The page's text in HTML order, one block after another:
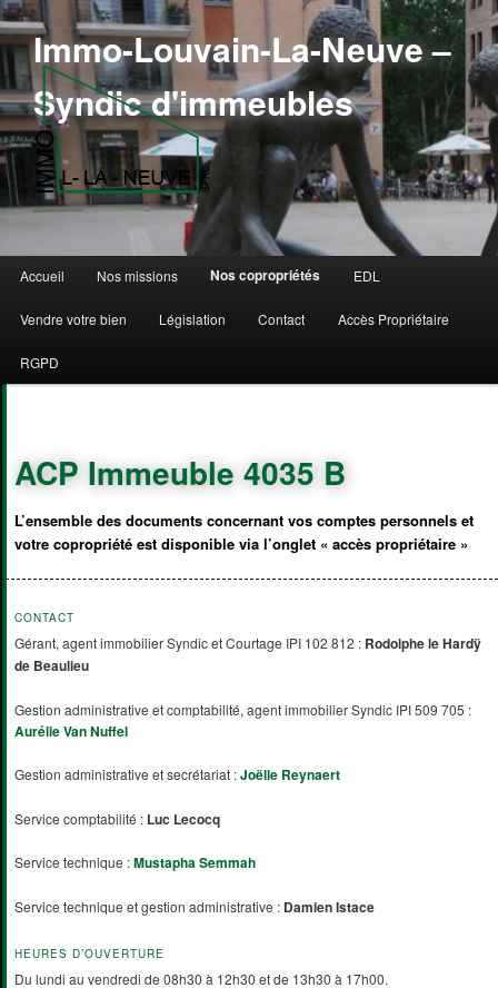
Immo-Louvain-La-Neuve –
Syndic d'immeubles
Aller au contenu principal
Aller au contenu secondaire
Accueil Nos missions Nos copropriétés EDL
Vendre votre bien Législation Contact Accès Propriétaire
RGPD
ACP Immeuble 4035 B
L’ensemble des documents concernant vos comptes personnels et
votre copropriété est disponible via l’onglet « accès propriétaire »
CONTACT
Gérant, agent immobilier Syndic et Courtage IPI 102 812 : Rodolphe le Hardÿ
de Beaulieu
Gestion administrative et comptabilité, agent immobilier Syndic IPI 509 705 :
Aurélie Van Nuffel
Gestion administrative et secrétariat :Joëlle Reynaert
Service comptabilité : Luc Lecocq
Service technique :Mustapha Semmah
Service technique et gestion administrative : Damien Istace
HEURES D’OUVERTURE
Du lundi au vendredi de 08h30 à 12h30 et de 13h30 à 17h00.